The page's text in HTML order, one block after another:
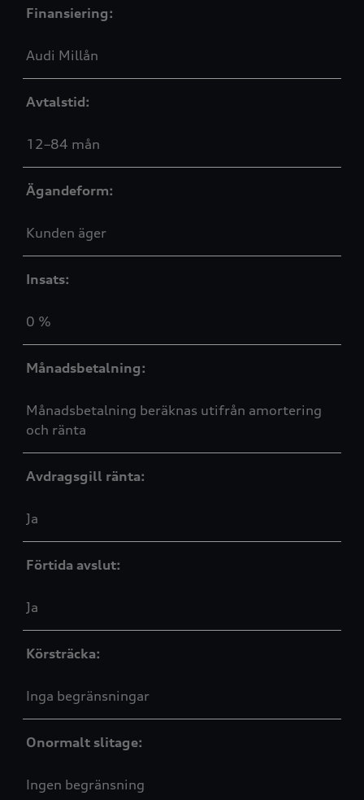
Finansiering:
Audi Millån
Avtalstid:
12–84 mån
Ägandeform:
Kunden äger
Insats:
0 %
Månadsbetalning:
Månadsbetalning beräknas utifrån amortering
och ränta
Avdragsgill ränta:
Ja
Förtida avslut:
Ja
Körsträcka:
Inga begränsningar
Onormalt slitage:
Ingen begränsning